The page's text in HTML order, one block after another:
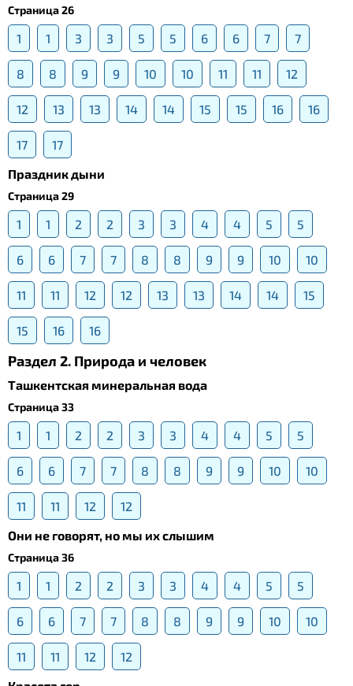
Страница 26
1 1 3 3 5 5 6 6 7 7
8 8 9 9 10 10 11 11 12
12 13 13 14 14 15 15 16 16
17
17
Праздник дыни
Страница 29
1 1 2 2 3 3 4 4 5 5
6 6 7 7 8 8 9 9 10 10
11 11 12 12 13 13 14 14 15
15 16 16
Раздел 2. Природа и человек
Ташкентская минеральная вода
Страница 33
1 1 2 2 3 3 4 4 5 5
6 6 7 7 8 8 9 9 10 10
11 11 12
12
Они не говорят, но мы их слышим
Страница 36
1 1 2 2 3 3 4 4 5 5
6 6 7 7 8 8 9 9 10 10
11 11 12
12